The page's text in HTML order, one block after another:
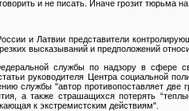
и не писать. Иначе грозит тюрьма на
и Латвии представители
высказываний и предположений
службы по надзору в сфере
руководителя Центра социальной
службы "автор противопоставляет две
а также страшащихся потерять
к экстремистским действиям".